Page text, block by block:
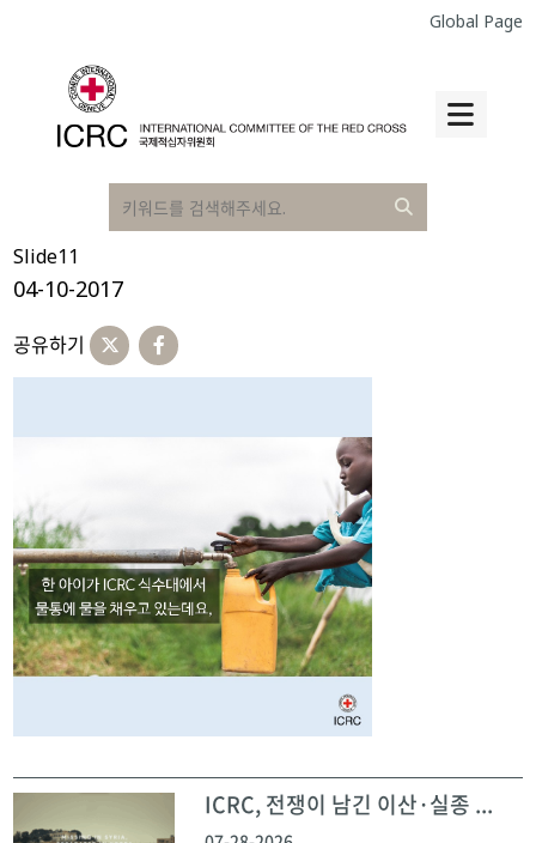
Global Page
Slide11
04-10-2017
공유하기
ICRC, 전쟁이 남긴 이산·실종 ...